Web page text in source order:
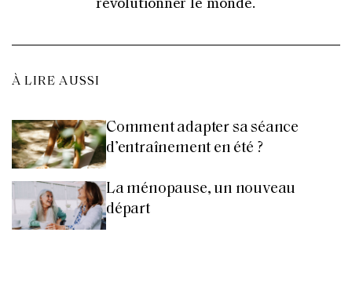
À LIRE AUSSI
Comment adapter sa séance
d’entraînement en été ?
La ménopause, un nouveau
départ